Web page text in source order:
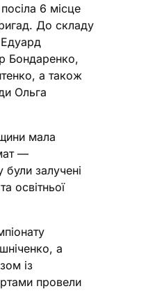
6 місце
До складу
Бондаренко,
а також
Ольга
мала
—
були залучені
освітньої
а
із
провели